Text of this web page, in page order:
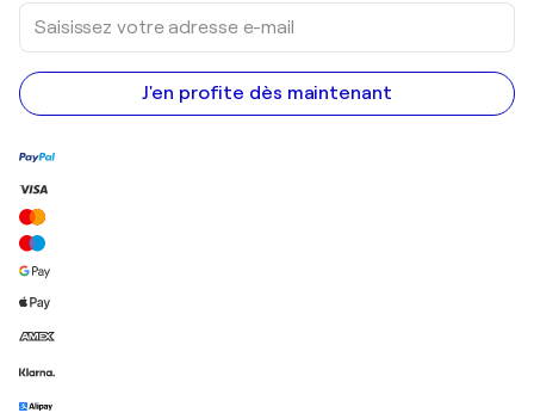
Saisissez
votre
adresse
e-
mail
J'en profite dès maintenant